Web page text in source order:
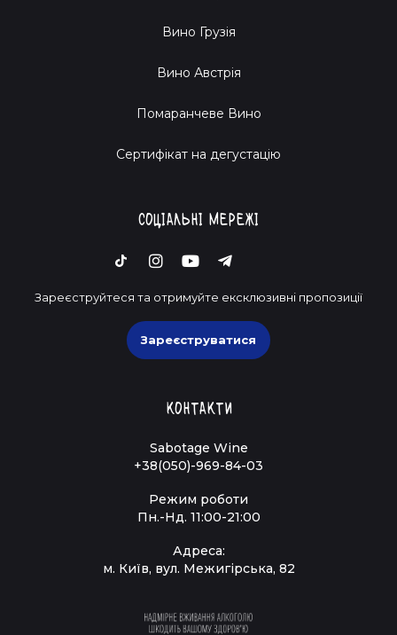
Вино Грузія
Вино Австрія
Помаранчеве Вино
Cертифікат на дегустацію
Соціальні мережі
Зареєструйтеся та отримуйте ексклюзивні пропозиції
Зареєструватися
Контакти
Sabotage Wine
+38(050)-969-84-03
Режим роботи
Пн.-Нд. 11:00-21:00
Адреса:
м. Київ, вул. Межигірська, 82